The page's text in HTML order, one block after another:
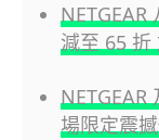
減至 65 折
場限定震